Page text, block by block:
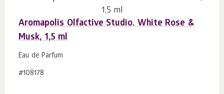
Aromapolis Olfactive Studio. White Rose &
Musk, 1,5 ml
Eau de Parfum
#108178